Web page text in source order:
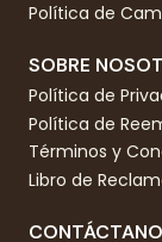
Política de
SOBRE
Política de
Política de
Términos y
Libro de